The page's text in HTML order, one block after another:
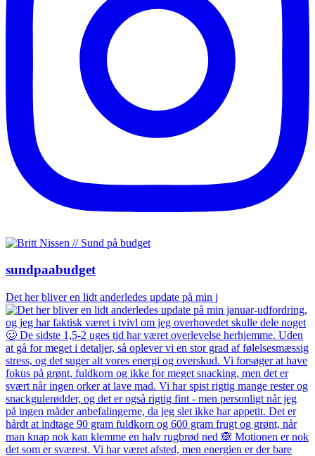
sundpaabudget
Det her bliver en lidt anderledes update på min j